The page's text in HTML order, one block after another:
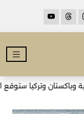
وتركيا ستوقع